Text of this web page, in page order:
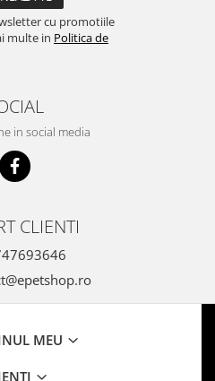
cu promotiile
multe in Politica de
in social media
CLIENTI
MEU